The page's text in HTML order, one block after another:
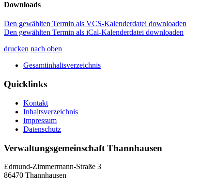
Downloads
Den gewählten Termin als VCS-Kalenderdatei downloaden
Den gewählten Termin als iCal-Kalenderdatei downloaden
drucken nach oben
Gesamtinhaltsverzeichnis
Quicklinks
Kontakt
Inhaltsverzeichnis
Impressum
Datenschutz
Verwaltungsgemeinschaft Thannhausen
Edmund-Zimmermann-Straße 3
86470 Thannhausen